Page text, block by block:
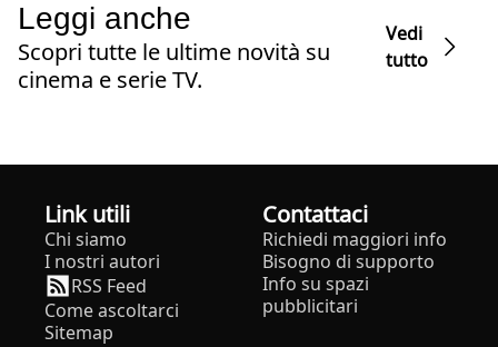
Leggi anche
Scopri tutte le ultime novità su
cinema e serie TV.
Vedi
tutto
Link utili
Chi siamo
I nostri autori
RSS Feed
Come ascoltarci
Sitemap
Contattaci
Richiedi maggiori info
Bisogno di supporto
Info su spazi
pubblicitari